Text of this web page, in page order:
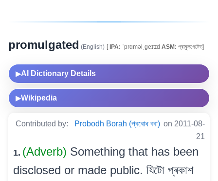
promulgated (English) [IPA: ˈprɑməlˌgeɪtɪd ASM: প্ৰামুলগেটেড]
▶AI Dictionary Details
▶Wikipedia
Contributed by: Probodh Borah (প্ৰবোধ বৰা) on 2011-08-
21
1. (Adverb) Something that has been
disclosed or made public. যিটো প্ৰকাশ